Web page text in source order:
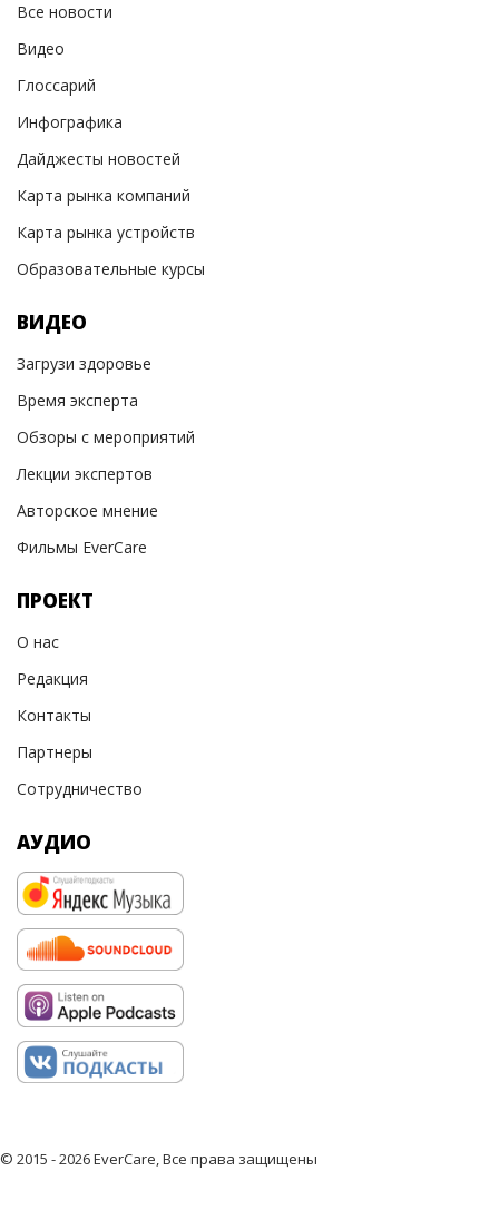
Все новости
Видео
Глоссарий
Инфографика
Дайджесты новостей
Карта рынка компаний
Карта рынка устройств
Образовательные курсы
ВИДЕО
Загрузи здоровье
Время эксперта
Обзоры с мероприятий
Лекции экспертов
Авторское мнение
Фильмы EverCare
ПРОЕКТ
О нас
Редакция
Контакты
Партнеры
Сотрудничество
АУДИО
© 2015 - 2026 EverCare, Все права защищены